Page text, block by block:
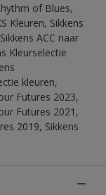
of Blues,
Kleuren, Sikkens
ACC naar
Kleurselectie
kleuren,
Futures 2023,
Futures 2021,
2019, Sikkens